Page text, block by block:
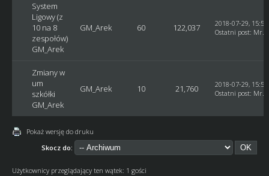
System
Ligowy (z
10 na 8
zespołów)
GM_Arek
GM_Arek 60 122,037
2018-07-29,
Ostatni post: Mr.
Zmiany w
um
szkółki
GM_Arek
GM_Arek 10 21,760
2018-07-29,
Ostatni post: Mr.
Pokaż wersję do druku
Skocz do:
Użytkownicy przeglądający ten wątek: 1 gości